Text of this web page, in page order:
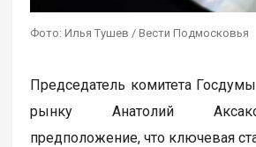
Фото: Илья Тушев / Вести Подмосковья
Председатель комитета
рынку Анатолий
предположение, что ключевая